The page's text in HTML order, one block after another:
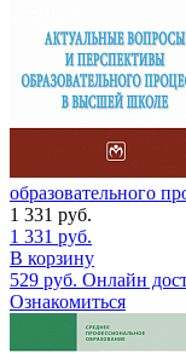
образовательного
1 331 руб.
1 331 руб.
В корзину
529 руб. Онлайн
Ознакомиться